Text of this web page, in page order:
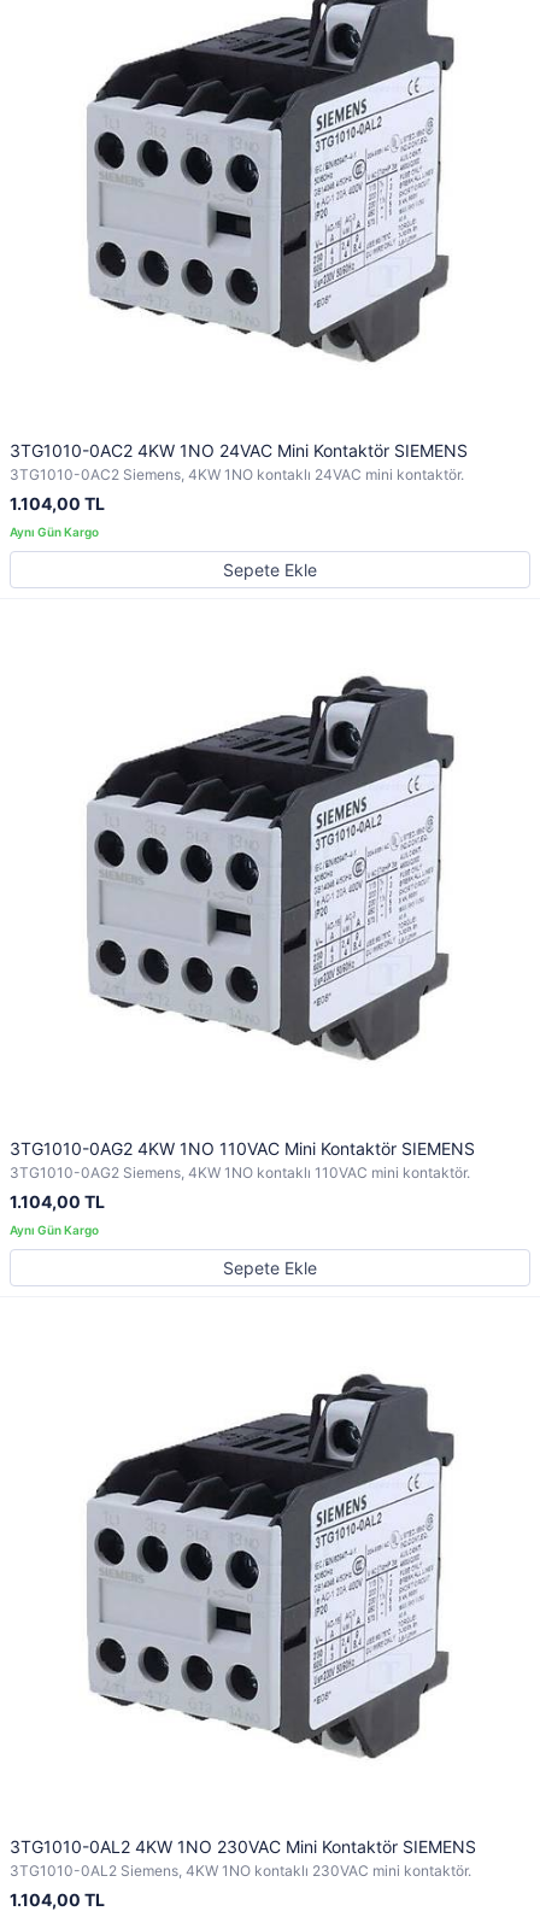
3TG1010-0AC2 4KW 1NO 24VAC Mini Kontaktör SIEMENS
3TG1010-0AC2 Siemens, 4KW 1NO kontaklı 24VAC mini kontaktör.
1.104,00 TL
Sepete Ekle
3TG1010-0AG2 4KW 1NO 110VAC Mini Kontaktör SIEMENS
3TG1010-0AG2 Siemens, 4KW 1NO kontaklı 110VAC mini kontaktör.
1.104,00 TL
Sepete Ekle
3TG1010-0AL2 4KW 1NO 230VAC Mini Kontaktör SIEMENS
3TG1010-0AL2 Siemens, 4KW 1NO kontaklı 230VAC mini kontaktör.
1.104,00 TL